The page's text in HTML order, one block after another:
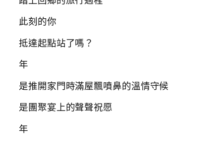
此刻的你
抵達起點站了嗎？
年
是推開家門時滿屋飄噴鼻的溫情守候
是團聚宴上的聲聲祝愿
年